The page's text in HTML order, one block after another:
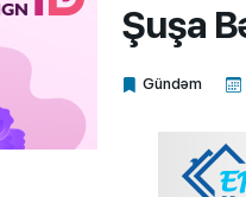
Şuşa
Gündəm
Xalq.Online